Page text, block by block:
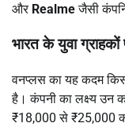
और Realmeजैसी
भारत के युवा
वनप्लस का यह कदम
है। कंपनी का लक्ष्य उन
₹18,000 से ₹25,000